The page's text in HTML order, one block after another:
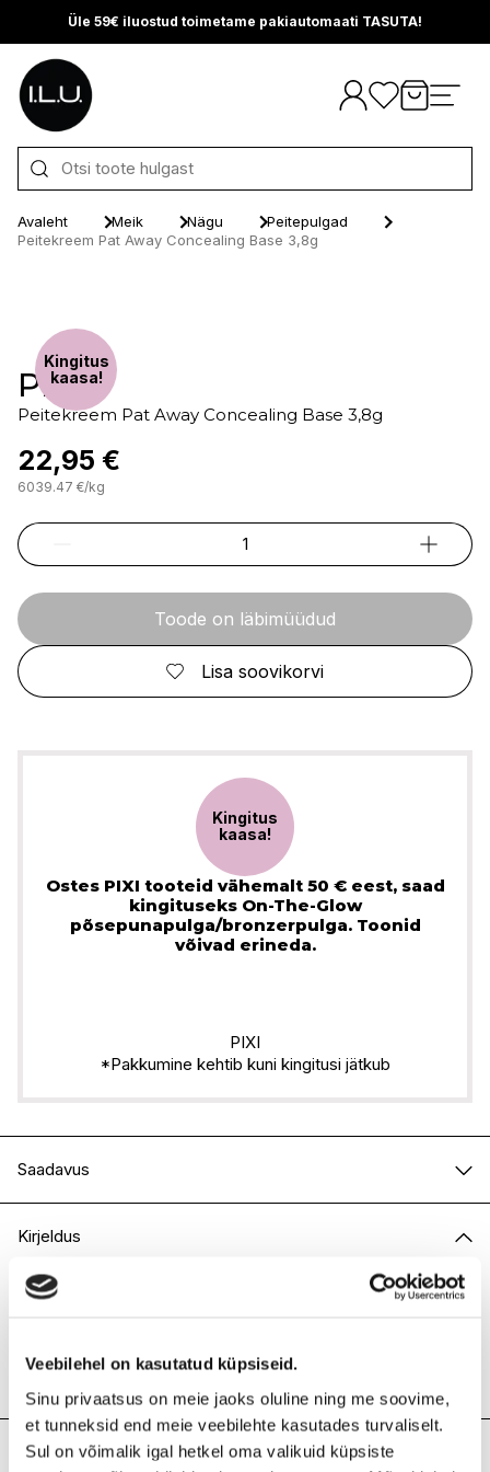
Veebilehel on kasutatud küpsiseid.
Sinu privaatsus on meie jaoks oluline ning me soovime,
et tunneksid end meie veebilehte kasutades turvaliselt.
Sul on võimalik igal hetkel oma valikuid küpsiste
Üle 59€ iluostud toimetame pakiautomaati TASUTA!
Otse sisu juurde
Avaleht Meik Nägu
Peitepulgad
Peitekreem Pat Away Concealing Base 3,8g
Kingitus
kaasa!
PIXI
Peitekreem Pat Away Concealing Base 3,8g
22,95 €
6039.47 €/kg
Toode on läbimüüdud
Lisa soovikorvi
Kingitus
kaasa!
Ostes PIXI tooteid vähemalt 50 € eest, saad
kingituseks On-The-Glow
põsepunapulga/bronzerpulga. Toonid
võivad erineda.
PIXI
*Pakkumine kehtib kuni kingitusi jätkub
Saadavus
I.L.U. Kristiine
I.L.U. Ülemiste
I.L.U. Rocca
I.L.U. Pärnu
Ei ole saadaval
Kirjeldus
Kergesti hajutatav peitepulk, mille unikaalne otsik jäljendab
sõrmejälje puudutust ja peidab ideaalselt kõik naha
ja ebatäiuste varjamiseks, kergema katvuse saavutamiseks
sega toodet päevakreemiga.
Koostis